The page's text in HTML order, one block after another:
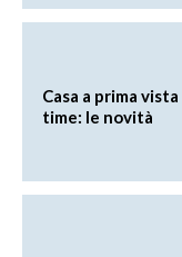
Casa a prima
time: le novità